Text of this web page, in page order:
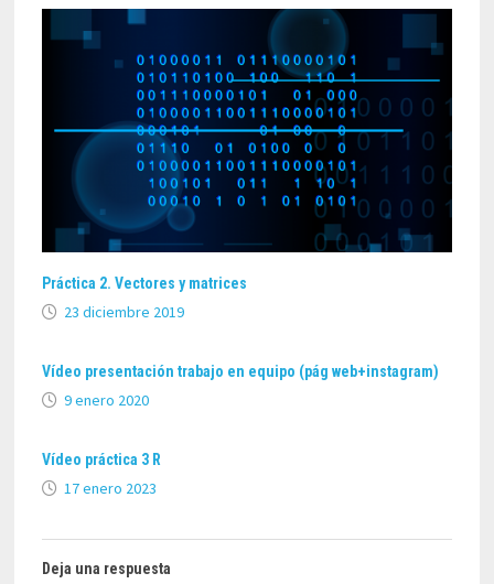
Práctica 2. Vectores y matrices
23 diciembre 2019
Vídeo presentación trabajo en equipo (pág web+instagram)
9 enero 2020
Vídeo práctica 3 R
17 enero 2023
Deja una respuesta